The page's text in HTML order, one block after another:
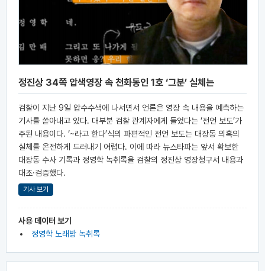
정진상 34쪽 압색영장 속 천화동인 1호 ‘그분’ 실체는
검찰이 지난 9일 압수수색에 나서면서 언론은 영장 속 내용을 예측하는
기사를 쏟아내고 있다. 대부분 검찰 관계자에게 들었다는 ‘전언 보도’가
주된 내용이다. ‘~라고 한다’식의 파편적인 전언 보도는 대장동 의혹의
실체를 온전하게 드러내기 어렵다. 이에 따라 뉴스타파는 앞서 확보한
대장동 수사 기록과 정영학 녹취록을 검찰의 정진상 영장청구서 내용과
대조·검증했다.
기사 보기
사용 데이터 보기
정영학 노래방 녹취록